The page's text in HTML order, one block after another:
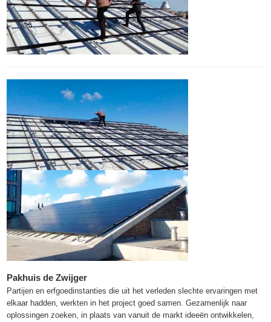
Pakhuis de Zwijger
Partijen en erfgoedinstanties die uit het verleden slechte ervaringen met
elkaar hadden, werkten in het project goed samen. Gezamenlijk naar
oplossingen zoeken, in plaats van vanuit de markt ideeën ontwikkelen,